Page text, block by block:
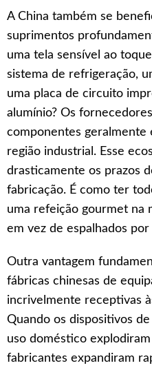
A China também se
suprimentos
uma tela sensível ao
sistema de refrigeração,
uma placa de circuito
alumínio? Os
componentes geralmente
região industrial. Esse
drasticamente os prazos
fabricação. É como ter
uma refeição gourmet na
em vez de espalhados
Outra vantagem
fábricas chinesas de
incrivelmente receptivas
Quando os dispositivos
uso doméstico
fabricantes expandiram